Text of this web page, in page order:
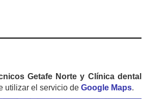
Getafe Norte y Clínica dental
utilizar el servicio de Google Maps.